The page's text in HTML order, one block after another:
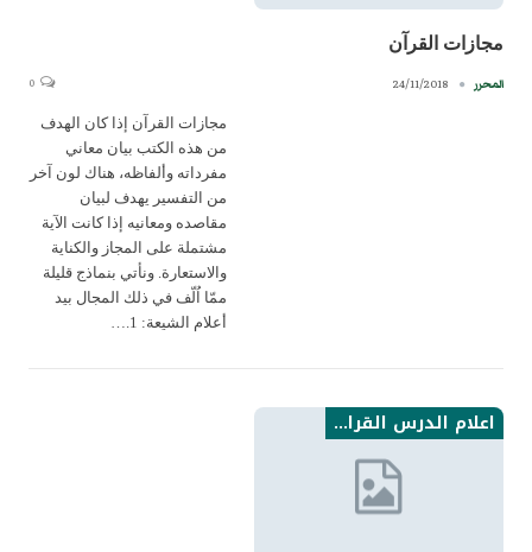
مجازات القرآن
المحرر 24/11/2018
مجازات القرآن إذا كان الهدف
من هذه الكتب بيان معاني
مفرداته وألفاظه، هناك لون آخر
من التفسير يهدف لبيان
مقاصده ومعانيه إذا كانت الآية
مشتملة على المجاز والكناية
والاستعارة. ونأتي بنماذج قليلة
ممّا اُلّف في ذلك المجال بيد
أعلام الشيعة: 1.…
اعلام الدرس القراني من الامامية نتاجاتهم